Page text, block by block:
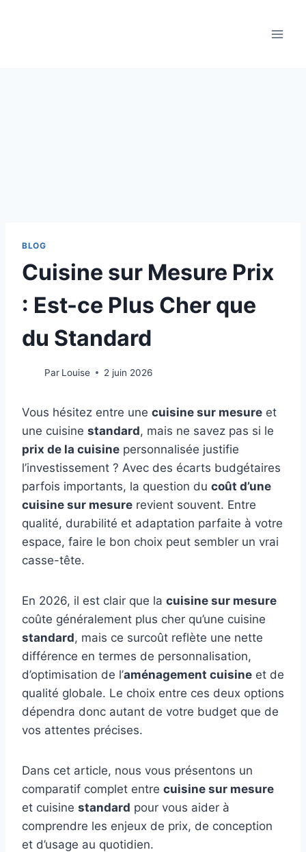
BLOG
Cuisine sur Mesure Prix
: Est-ce Plus Cher que
du Standard
Par Louise 2 juin 2026
Vous hésitez entre une cuisine sur mesure et
une cuisine standard, mais ne savez pas si le
prix de la cuisine personnalisée justifie
l’investissement ? Avec des écarts budgétaires
parfois importants, la question du coût d’une
cuisine sur mesure revient souvent. Entre
qualité, durabilité et adaptation parfaite à votre
espace, faire le bon choix peut sembler un vrai
casse-tête.
En 2026, il est clair que la cuisine sur mesure
coûte généralement plus cher qu’une cuisine
standard, mais ce surcoût reflète une nette
différence en termes de personnalisation,
d’optimisation de l’aménagement cuisine et de
qualité globale. Le choix entre ces deux options
dépendra donc autant de votre budget que de
vos attentes précises.
Dans cet article, nous vous présentons un
comparatif complet entre cuisine sur mesure
et cuisine standard pour vous aider à
comprendre les enjeux de prix, de conception
et d’usage au quotidien.